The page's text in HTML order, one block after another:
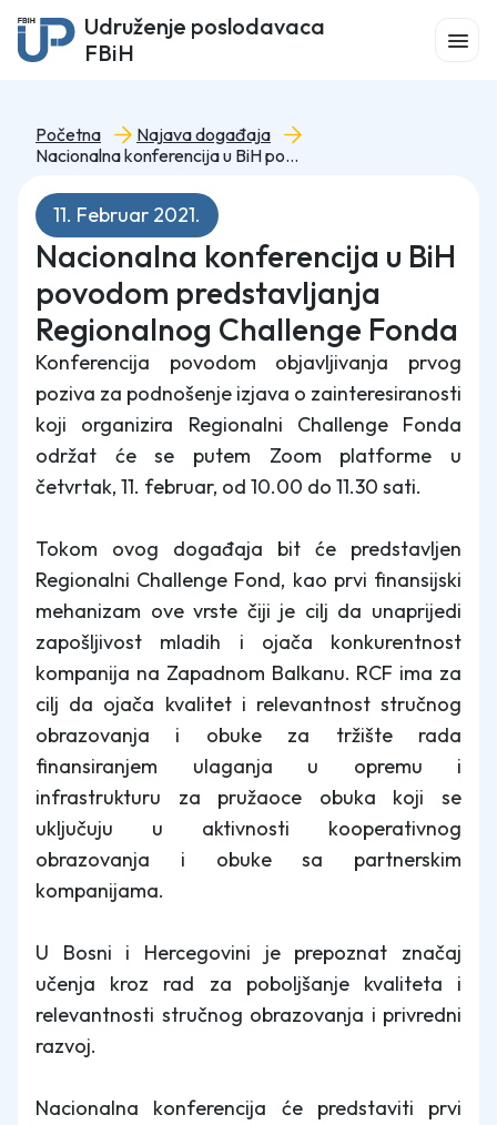
Udruženje poslodavaca
FBiH
Početna
Najava događaja
Nacionalna konferencija u BiH povodom predstavljanja Regionalnog Challenge Fonda
11. Februar 2021.
Nacionalna konferencija u BiH
povodom predstavljanja
Regionalnog Challenge Fonda
Konferencija povodom objavljivanja prvog
poziva za podnošenje izjava o zainteresiranosti
koji organizira Regionalni Challenge Fonda
održat će se putem Zoom platforme u
četvrtak, 11. februar, od 10.00 do 11.30 sati.
Tokom ovog događaja bit će predstavljen
Regionalni Challenge Fond, kao prvi finansijski
mehanizam ove vrste čiji je cilj da unaprijedi
zapošljivost mladih i ojača konkurentnost
kompanija na Zapadnom Balkanu. RCF ima za
cilj da ojača kvalitet i relevantnost stručnog
obrazovanja i obuke za tržište rada
finansiranjem ulaganja u opremu i
infrastrukturu za pružaoce obuka koji se
uključuju u aktivnosti kooperativnog
obrazovanja i obuke sa partnerskim
kompanijama.
U Bosni i Hercegovini je prepoznat značaj
učenja kroz rad za poboljšanje kvaliteta i
relevantnosti stručnog obrazovanja i privredni
razvoj.
Nacionalna konferencija će predstaviti prvi